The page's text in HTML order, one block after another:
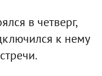
в четверг,
к нему